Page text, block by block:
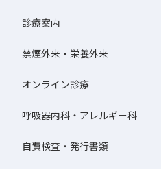
診療案内
禁煙外来・栄養外来
オンライン診療
呼吸器内科・アレルギー科
自費検査・発行書類